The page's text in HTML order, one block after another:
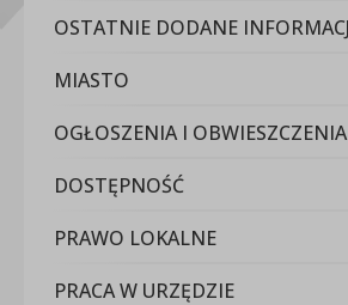
OSTATNIE DODANE
MIASTO
OGŁOSZENIA I OBWIESZCZENIA
DOSTĘPNOŚĆ
PRAWO LOKALNE
PRACA W URZĘDZIE